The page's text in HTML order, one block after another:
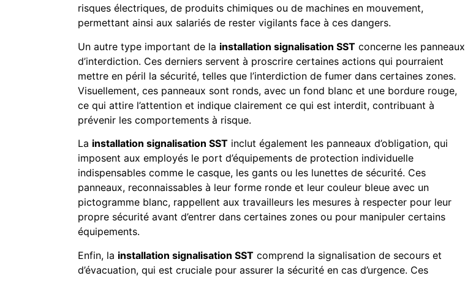
risques électriques, de produits chimiques ou de machines en mouvement,
permettant ainsi aux salariés de rester vigilants face à ces dangers.
Un autre type important de la installation signalisation SST concerne les panneaux
d’interdiction. Ces derniers servent à proscrire certaines actions qui pourraient
mettre en péril la sécurité, telles que l’interdiction de fumer dans certaines zones.
Visuellement, ces panneaux sont ronds, avec un fond blanc et une bordure rouge,
ce qui attire l’attention et indique clairement ce qui est interdit, contribuant à
prévenir les comportements à risque.
La installation signalisation SST inclut également les panneaux d’obligation, qui
imposent aux employés le port d’équipements de protection individuelle
indispensables comme le casque, les gants ou les lunettes de sécurité. Ces
panneaux, reconnaissables à leur forme ronde et leur couleur bleue avec un
pictogramme blanc, rappellent aux travailleurs les mesures à respecter pour leur
propre sécurité avant d’entrer dans certaines zones ou pour manipuler certains
équipements.
Enfin, la installation signalisation SST comprend la signalisation de secours et
d’évacuation, qui est cruciale pour assurer la sécurité en cas d’urgence. Ces